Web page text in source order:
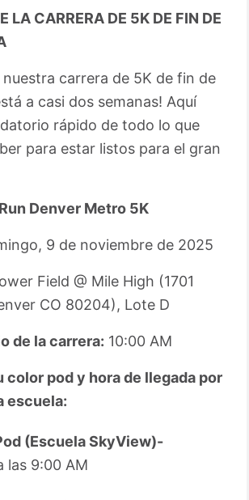
LA CARRERA DE 5K DE FIN DE
nuestra carrera de 5K de fin de
a casi dos semanas! Aquí
rápido de todo lo que
para estar listos para el gran
Denver Metro 5K
9 de noviembre de 2025
Field @ Mile High (1701
CO 80204), Lote D
de la carrera: 10:00 AM
color pod y hora de llegada por
escuela:
(Escuela SkyView)-
las 9:00 AM